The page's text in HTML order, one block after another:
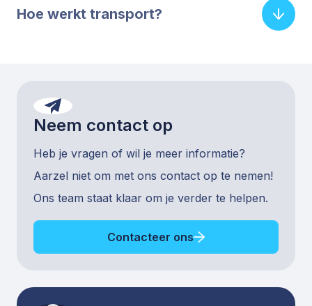
Hoe werkt transport?
Neem contact op
Heb je vragen of wil je meer informatie?
Aarzel niet om met ons contact op te nemen!
Ons team staat klaar om je verder te helpen.
Contacteer ons